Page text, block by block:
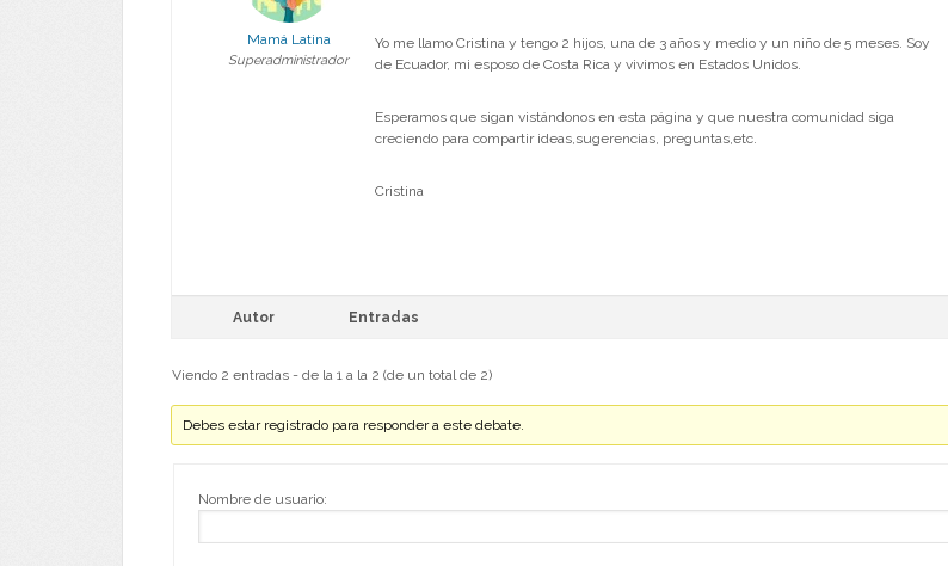
Mamá Latina
Superadministrador
Yo me llamo Cristina y tengo 2 hijos, una de 3 años y medio y un niño de 5 meses. Soy
de Ecuador, mi esposo de Costa Rica y vivimos en Estados Unidos.
Esperamos que sigan vistándonos en esta página y que nuestra comunidad siga
creciendo para compartir ideas,sugerencias, preguntas,etc.
Cristina
Autor Entradas
Viendo 2 entradas - de la 1 a la 2 (de un total de 2)
Debes estar registrado para responder a este debate.
Nombre de usuario: